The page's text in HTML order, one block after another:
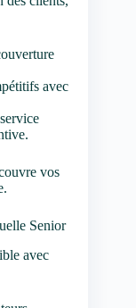
avec
vos
Senior
avec